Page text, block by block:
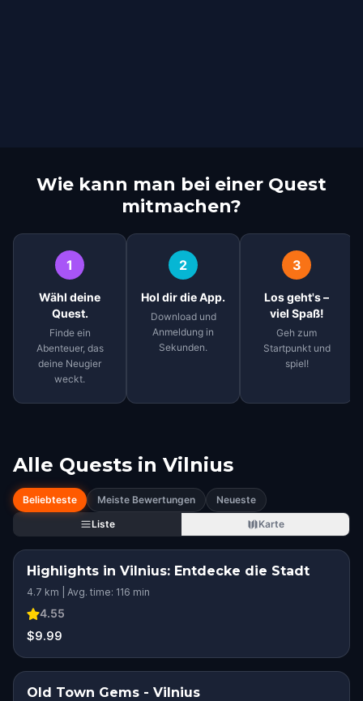
Wie kann man bei einer Quest
mitmachen?
1
Wähl deine
Quest.
Finde ein
Abenteuer, das
deine Neugier
weckt.
2
Hol dir die App.
Download und
Anmeldung in
Sekunden.
3
Los geht's –
viel Spaß!
Geh zum
Startpunkt und
spiel!
Alle Quests in Vilnius
Beliebteste Meiste Bewertungen
Neueste
Liste
Karte
Highlights in Vilnius: Entdecke die Stadt
4.7 km | Avg. time: 116 min
4.55
$9.99
Old Town Gems - Vilnius